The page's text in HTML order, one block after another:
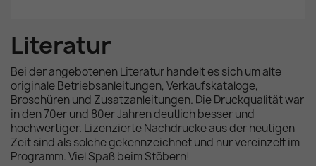
Literatur
Bei der angebotenen Literatur handelt es sich um alte
originale Betriebsanleitungen, Verkaufskataloge,
Broschüren und Zusatzanleitungen. Die Druckqualität war
in den 70er und 80er Jahren deutlich besser und
hochwertiger. Lizenzierte Nachdrucke aus der heutigen
Zeit sind als solche gekennzeichnet und nur vereinzelt im
Programm. Viel Spaß beim Stöbern!